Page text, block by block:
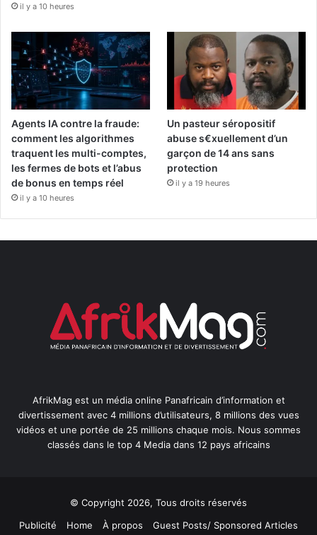
il y a 10 heures
Agents IA contre la fraude:
comment les algorithmes
traquent les multi-comptes,
les fermes de bots et l’abus
de bonus en temps réel
il y a 10 heures
Un pasteur séropositif
abuse s€xuellement d’un
garçon de 14 ans sans
protection
il y a 19 heures
AfrikMag est un média online Panafricain d’information et
divertissement avec 4 millions d’utilisateurs, 8 millions des vues
vidéos et une portée de 25 millions chaque mois. Nous sommes
classés dans le top 4 Media dans 12 pays africains
© Copyright 2026, Tous droits réservés
Publicité
Home À propos Guest Posts/ Sponsored Articles